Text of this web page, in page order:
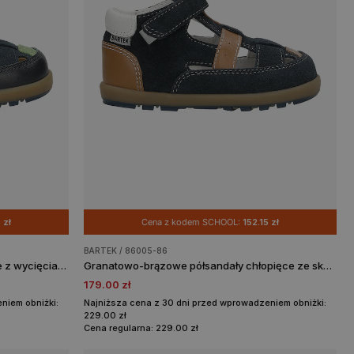
zł
Granatowo-zielone półbuty dziecięce z wycięciami BARTEK 86005-87
obniżki:
Cena z kodem SCHOOL:152.15 zł
BARTEK / 86005-86
Granatowo-brązowe półsandały chłopięce ze skóry naturalnej BARTEK 86005-86
179.00 zł
Najniższa cena z 30 dni przed wprowadzeniem obniżki:
229.00 zł
Cena regularna: 229.00 zł